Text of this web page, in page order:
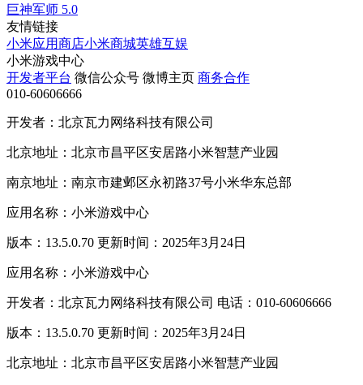
巨神军师 5.0
友情链接
小米应用商店小米商城英雄互娱
小米游戏中心
开发者平台 微信公众号 微博主页 商务合作
010-60606666
开发者：北京瓦力网络科技有限公司
北京地址：北京市昌平区安居路小米智慧产业园
南京地址：南京市建邺区永初路37号小米华东总部
应用名称：小米游戏中心
版本：13.5.0.70 更新时间：2025年3月24日
应用名称：小米游戏中心
开发者：北京瓦力网络科技有限公司 电话：010-60606666
版本：13.5.0.70 更新时间：2025年3月24日
北京地址：北京市昌平区安居路小米智慧产业园